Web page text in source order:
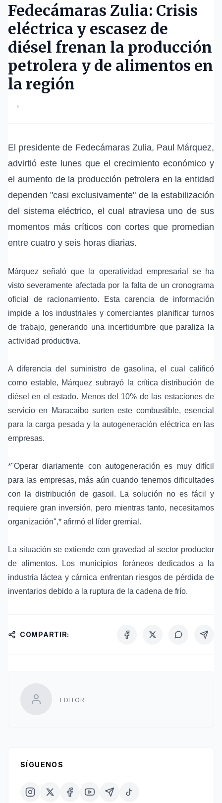
Fedecámaras Zulia: Crisis
eléctrica y escasez de
diésel frenan la producción
petrolera y de alimentos en
la región
•
El presidente de Fedecámaras Zulia, Paul Márquez,
advirtió este lunes que el crecimiento económico y
el aumento de la producción petrolera en la entidad
dependen "casi exclusivamente" de la estabilización
del sistema eléctrico, el cual atraviesa uno de sus
momentos más críticos con cortes que promedian
entre cuatro y seis horas diarias.
Márquez señaló que la operatividad empresarial se ha
visto severamente afectada por la falta de un cronograma
oficial de racionamiento. Esta carencia de información
impide a los industriales y comerciantes planificar turnos
de trabajo, generando una incertidumbre que paraliza la
actividad productiva.
A diferencia del suministro de gasolina, el cual calificó
como estable, Márquez subrayó la crítica distribución de
diésel en el estado. Menos del 10% de las estaciones de
servicio en Maracaibo surten este combustible, esencial
para la carga pesada y la autogeneración eléctrica en las
empresas.
*"Operar diariamente con autogeneración es muy difícil
para las empresas, más aún cuando tenemos dificultades
con la distribución de gasoil. La solución no es fácil y
requiere gran inversión, pero mientras tanto, necesitamos
organización",* afirmó el líder gremial.
La situación se extiende con gravedad al sector productor
de alimentos. Los municipios foráneos dedicados a la
industria láctea y cárnica enfrentan riesgos de pérdida de
inventarios debido a la ruptura de la cadena de frío.
COMPARTIR:
EDITOR
SÍGUENOS